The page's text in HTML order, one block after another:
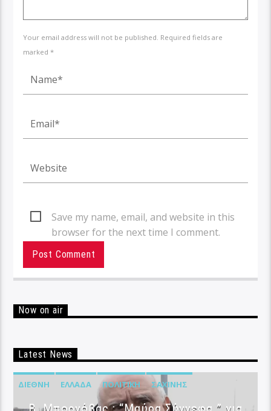
Your email address will not be published. Required fields are
marked *
Save my name, email, and website in this
browser for the next time I comment.
Now on air
Latest News
ΔΙΕΘΝΉ ΕΛΛΆΔΑ ΠΟΛΙΤΙΚΉ ΣΑΧΊΝΗΣ